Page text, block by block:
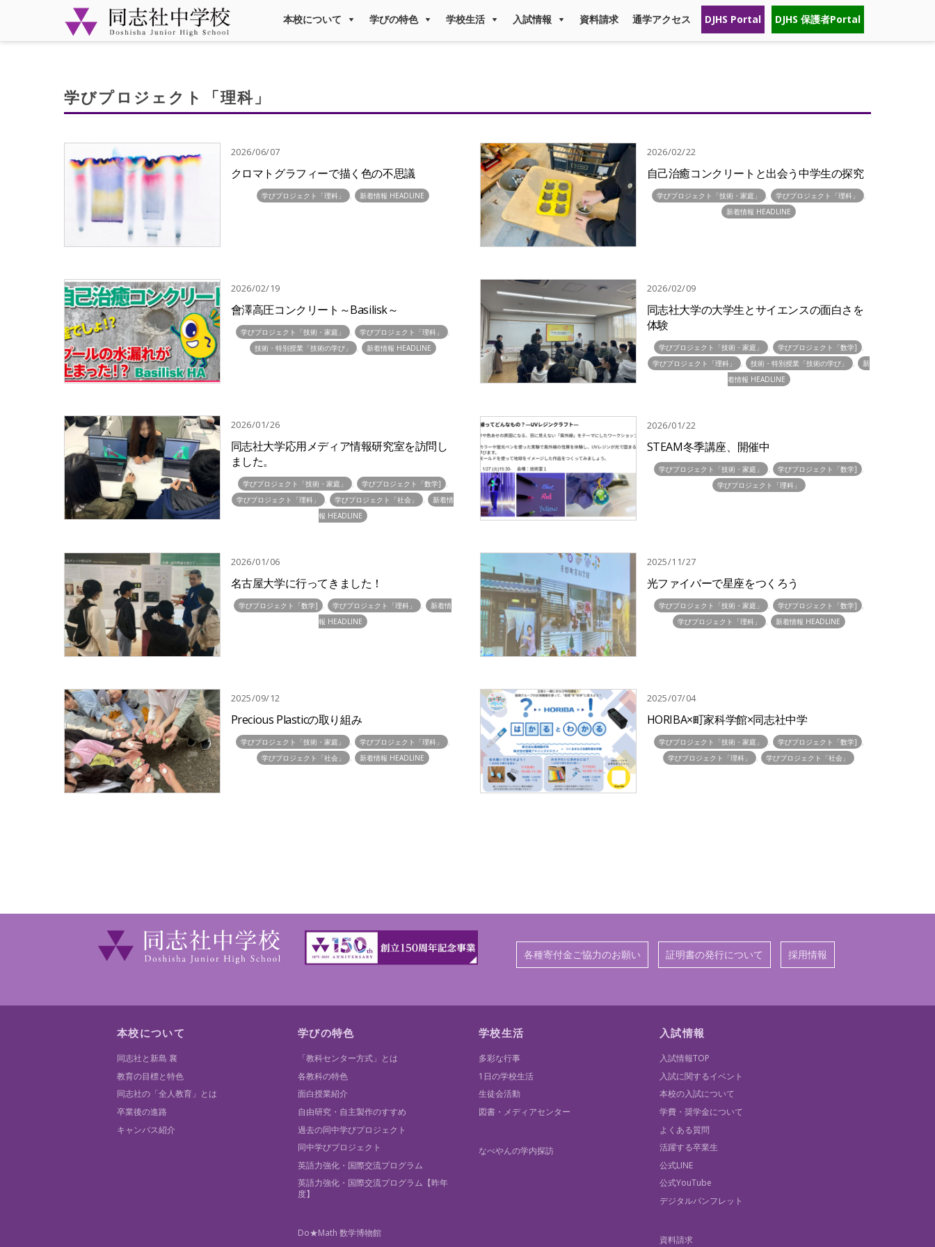
本校について 学びの特色 学校生活 入試情報 資料請求 通学アクセス DJHS Portal DJHS 保護者Portal
学びプロジェクト「理科」
2026/06/07
クロマトグラフィーで描く色の不思議
学びプロジェクト「理科」 , 新着情報 HEADLINE
2026/02/22
自己治癒コンクリートと出会う中学生の探究
学びプロジェクト「技術・家庭」 , 学びプロジェクト「理科」 ,
新着情報 HEADLINE
2026/02/19
會澤高圧コンクリート～Basilisk～
学びプロジェクト「技術・家庭」 , 学びプロジェクト「理科」 ,
技術・特別授業「技術の学び」 , 新着情報 HEADLINE
2026/02/09
同志社大学の大学生とサイエンスの面白さを
体験
学びプロジェクト「技術・家庭」 , 学びプロジェクト「数学] ,
学びプロジェクト「理科」 技術・特別授業「技術の学び」
新
着情報 HEADLINE
2026/01/26
同志社大学応用メディア情報研究室を訪問し
ました。
学びプロジェクト「技術・家庭」 , 学びプロジェクト「数学] ,
学びプロジェクト「理科」 学びプロジェクト「社会」
新着情
報 HEADLINE
2026/01/22
STEAM冬季講座、開催中
学びプロジェクト「技術・家庭」 , 学びプロジェクト「数学] ,
学びプロジェクト「理科」
2026/01/06
名古屋大学に行ってきました！
学びプロジェクト「数学] 学びプロジェクト「理科」
新着情
報 HEADLINE
2025/11/27
光ファイバーで星座をつくろう
学びプロジェクト「技術・家庭」 , 学びプロジェクト「数学] ,
学びプロジェクト「理科」 , 新着情報 HEADLINE
2025/09/12
Precious Plasticの取り組み
学びプロジェクト「技術・家庭」 , 学びプロジェクト「理科」 ,
学びプロジェクト「社会」 , 新着情報 HEADLINE
2025/07/04
HORIBA×町家科学館×同志社中学
学びプロジェクト「技術・家庭」 , 学びプロジェクト「数学] ,
学びプロジェクト「理科」 学びプロジェクト「社会」
各種寄付金ご協力のお願い 証明書の発行について 採用情報
本校について
同志社と新島 襄
教育の目標と特色
同志社の「全人教育」とは
卒業後の進路
キャンパス紹介
学びの特色
「教科センター方式」とは
各教科の特色
面白授業紹介
自由研究・自主製作のすすめ
過去の同中学びプロジェクト
同中学びプロジェクト
英語力強化・国際交流プログラム
英語力強化・国際交流プログラム【昨年
度】
Do★Math 数学博物館
学校生活
多彩な行事
1日の学校生活
生徒会活動
図書・メディアセンター
なべやんの学内探訪
入試情報
入試情報TOP
入試に関するイベント
本校の入試について
学費・奨学金について
よくある質問
活躍する卒業生
公式LINE
公式YouTube
デジタルパンフレット
資料請求